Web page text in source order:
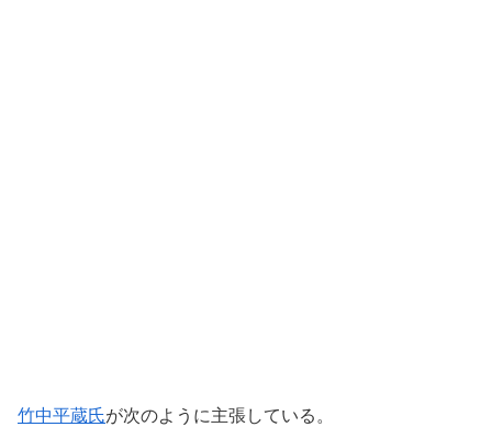
竹中平蔵氏が次のように主張している。